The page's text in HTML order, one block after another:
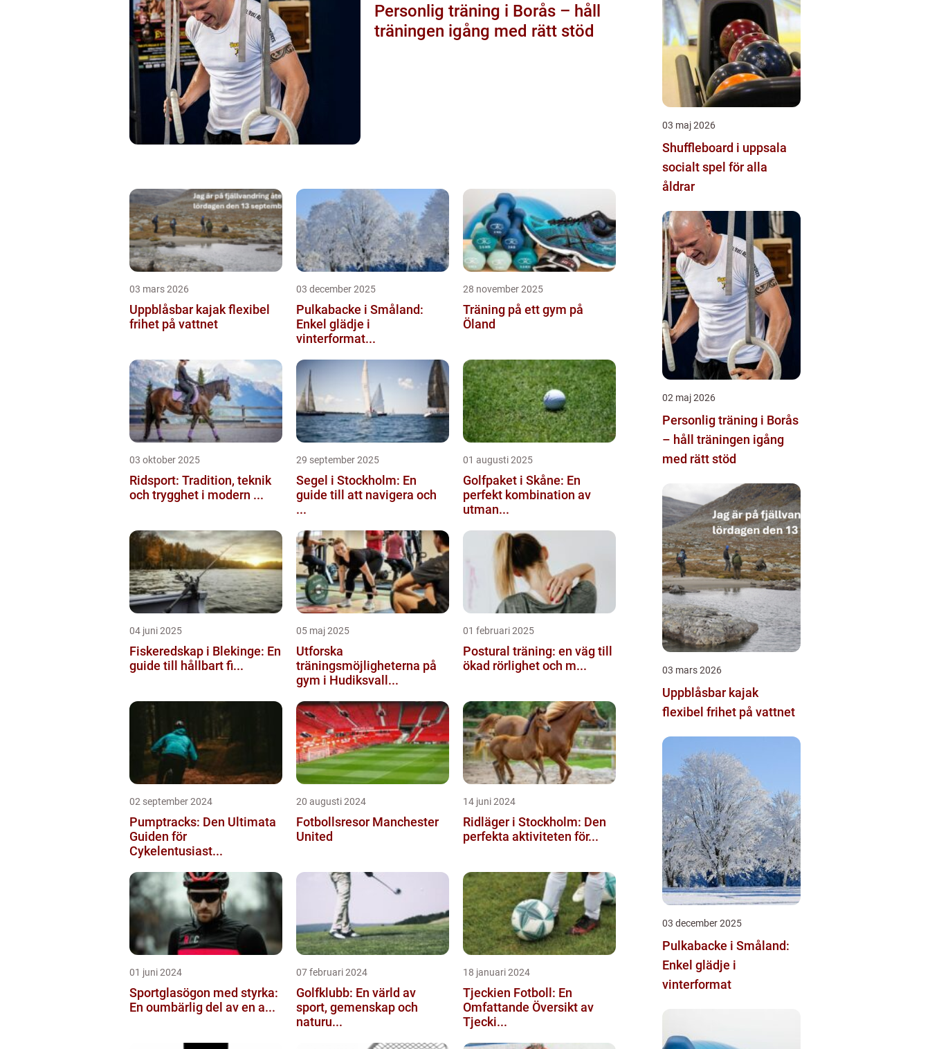
Personlig träning i Borås – håll
träningen igång med rätt stöd
03 mars 2026
Uppblåsbar kajak flexibel
frihet på vattnet
03 december 2025
Pulkabacke i Småland:
Enkel glädje i
vinterformat...
28 november 2025
Träning på ett gym på
Öland
03 oktober 2025
Ridsport: Tradition, teknik
och trygghet i modern ...
29 september 2025
Segel i Stockholm: En
guide till att navigera och
...
01 augusti 2025
Golfpaket i Skåne: En
perfekt kombination av
utman...
04 juni 2025
Fiskeredskap i Blekinge: En
guide till hållbart fi...
05 maj 2025
Utforska
träningsmöjligheterna på
gym i Hudiksvall...
01 februari 2025
Postural träning: en väg till
ökad rörlighet och m...
02 september 2024
Pumptracks: Den Ultimata
Guiden för
Cykelentusiast...
20 augusti 2024
Fotbollsresor Manchester
United
14 juni 2024
Ridläger i Stockholm: Den
perfekta aktiviteten för...
01 juni 2024
Sportglasögon med styrka:
En oumbärlig del av en a...
07 februari 2024
Golfklubb: En värld av
sport, gemenskap och
naturu...
18 januari 2024
Tjeckien Fotboll: En
Omfattande Översikt av
Tjecki...
03 maj 2026
Shuffleboard i uppsala
socialt spel för alla
åldrar
02 maj 2026
Personlig träning i Borås
– håll träningen igång
med rätt stöd
03 mars 2026
Uppblåsbar kajak
flexibel frihet på vattnet
03 december 2025
Pulkabacke i Småland:
Enkel glädje i
vinterformat